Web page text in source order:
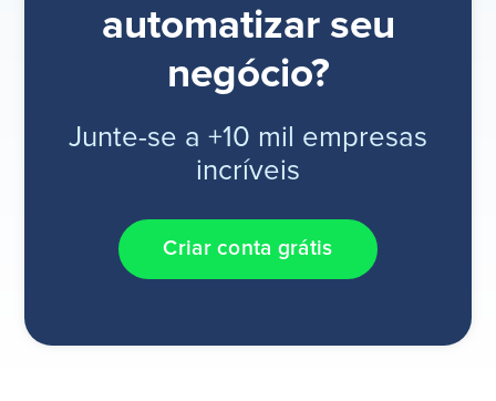
automatizar seu
negócio?
Junte-se a +10 mil empresas
incríveis
Criar conta grátis